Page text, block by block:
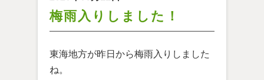
梅雨入りしました！
東海地方が昨日から梅雨入りしました
ね。